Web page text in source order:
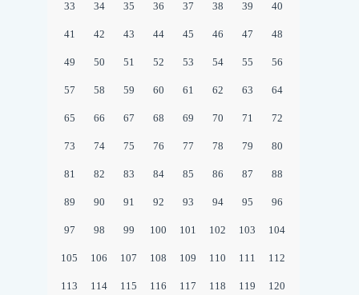
33 34 35 36 37 38 39 40
41 42 43 44 45 46 47 48
49 50 51 52 53 54 55 56
57 58 59 60 61 62 63 64
65 66 67 68 69 70 71 72
73 74 75 76 77 78 79 80
81 82 83 84 85 86 87 88
89 90 91 92 93 94 95 96
97 98 99 100 101 102 103 104
105 106 107 108 109 110 111 112
113 114 115 116 117 118 119 120